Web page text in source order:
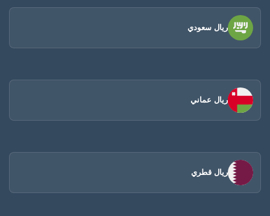
ريال سعودي
ريال عماني
ريال قطري